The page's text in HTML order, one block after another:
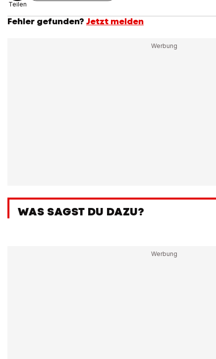
Teilen
Fehler gefunden? Jetzt melden
WAS SAGST DU DAZU?